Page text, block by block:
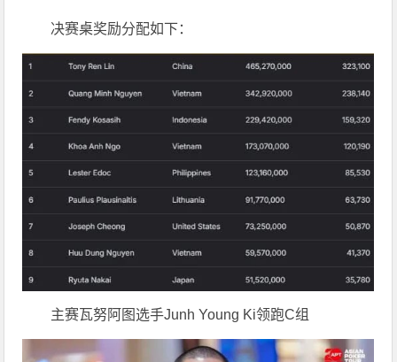
决赛桌奖励分配如下：
主赛瓦努阿图选手Junh Young Ki领跑C组